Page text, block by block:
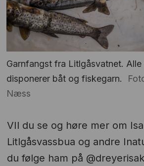
Garnfangst fra Litlgåsvatnet. Alle
disponerer båt og fiskegarn.
Næss
VIl du se og høre mer om
Litlgåsvassbua og andre
du følge ham på